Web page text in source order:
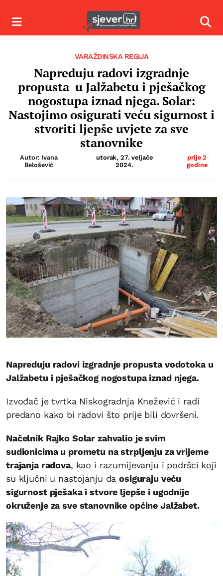
Izbornik
VARAŽDINSKA REGIJA
Napreduju radovi izgradnje
propusta u Jalžabetu i pješačkog
nogostupa iznad njega. Solar:
Nastojimo osigurati veću sigurnost i
stvoriti ljepše uvjete za sve
stanovnike
Autor: Ivana
Belošević
utorak, 27. veljače
2024.
prije 2
godine
Napreduju radovi izgradnje propusta vodotoka u
Jalžabetu i pješačkog nogostupa iznad njega.
Izvođač je tvrtka Niskogradnja Knežević i radi
predano kako bi radovi što prije bili dovršeni.
Načelnik Rajko Solar zahvalio je svim
sudionicima u prometu na strpljenju za vrijeme
trajanja radova, kao i razumijevanju i podršci koji
su ključni u nastojanju daosiguraju veću
sigurnost pješaka i stvore ljepše i ugodnije
okruženje za sve stanovnike općine Jalžabet.